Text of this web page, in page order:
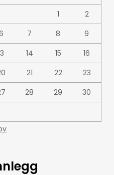
1
2
7 8
9
14 15
16
21 22
23
28 29
30